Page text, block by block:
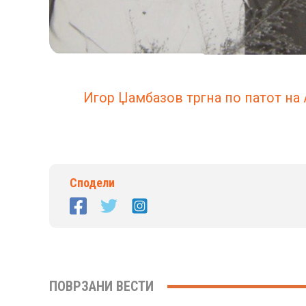
Игор Џамбазов тргна по патот
Сподели
ПОВРЗАНИ ВЕСТИ